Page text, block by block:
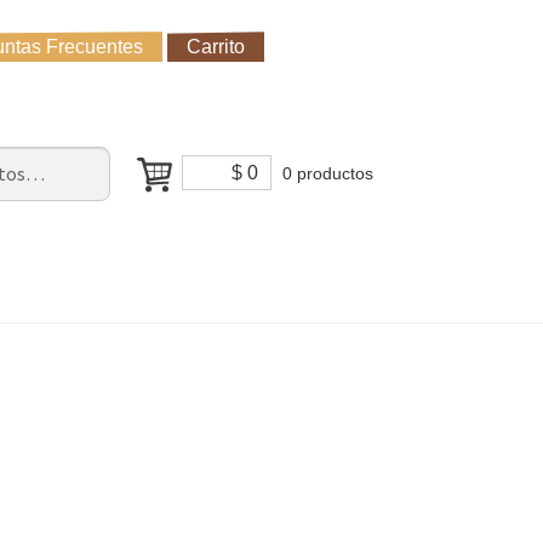
Frecuentes Carrito
Cómo Comprar?
$0 0 productos